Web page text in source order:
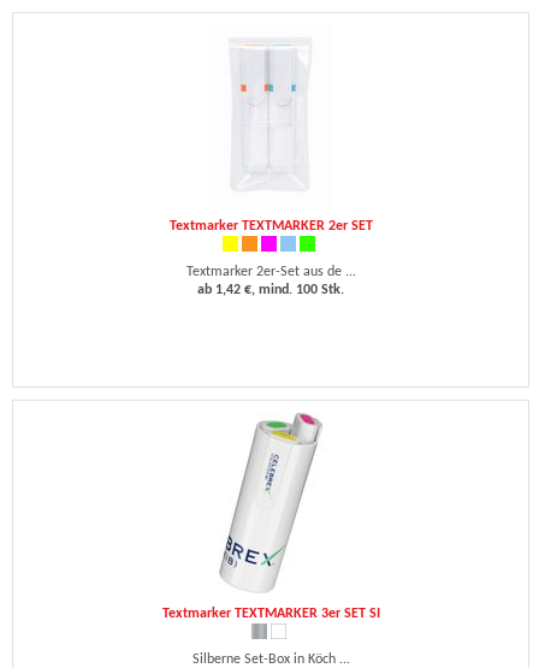
Textmarker TEXTMARKER 2er SET
Textmarker 2er-Set aus de ...
ab 1,42 €, mind. 100 Stk.
Textmarker TEXTMARKER 3er SET SI
Silberne Set-Box in Köch ...